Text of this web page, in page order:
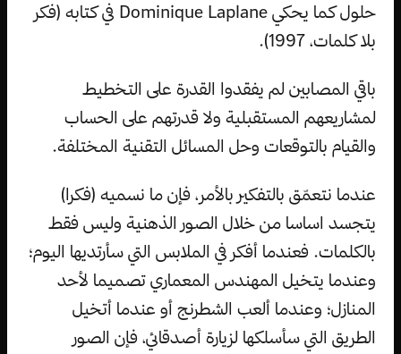
حلول كما يحكي Dominique Laplane في كتابه (فكر
بلا كلمات، 1997).
باقي المصابين لم يفقدوا القدرة على التخطيط
لمشاريعهم المستقبلية ولا قدرتهم على الحساب
والقيام بالتوقعات وحل المسائل التقنية المختلفة.
عندما نتعمّق بالتفكير بالأمر، فإن ما نسميه (فكرا)
يتجسد اساسا من خلال الصور الذهنية وليس فقط
بالكلمات. فعندما أفكر في الملابس التي سأرتديها اليوم؛
وعندما يتخيل المهندس المعماري تصميما لأحد
المنازل؛ وعندما ألعب الشطرنج أو عندما أتخيل
الطريق التي سأسلكها لزيارة أصدقائي، فإن الصور